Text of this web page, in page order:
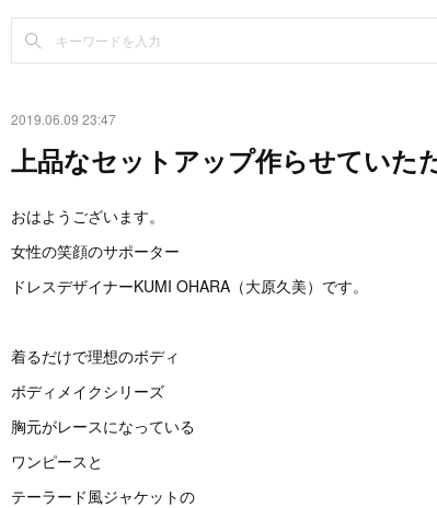
2019.06.09 23:47
上品なセットアップ作らせていた
おはようございます。
女性の笑顔のサポーター
ドレスデザイナーKUMI OHARA（大原久美）です。
着るだけで理想のボディ
ボディメイクシリーズ
胸元がレースになっている
ワンピースと
テーラード風ジャケットの